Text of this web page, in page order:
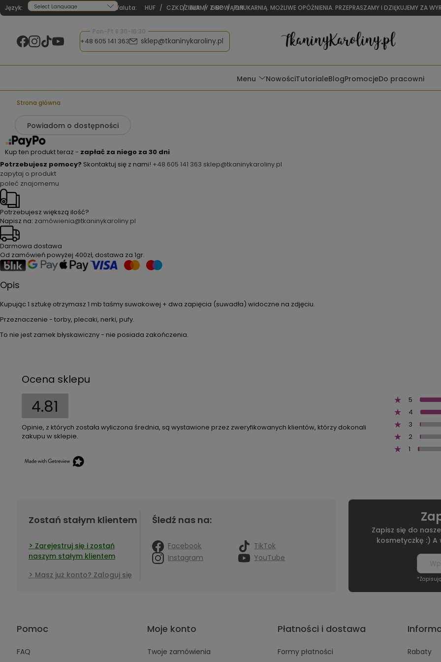
Język:
Powered by
Waluta: HUF / CZK / EUR / GBP / PLN
DZIAŁAMY Z NOWĄ DRUKARNIĄ. MOŻLIWE OPÓŹNIENIA. PRZEPRASZAMY I DZIĘKUJEMY ZA
Pon-Pt 8:30-16:30
+48 605 141 363 sklep@tkaninykaroliny.pl
Menu NowościTutorialeBlogPromocjeDo pracowni
Strona główna
Powiadom o dostępności
Kup ten produkt teraz - zapłać za niego za 30 dni
Potrzebujesz pomocy? Skontaktuj się z nami! +48 605 141 363 sklep@tkaninykaroliny.pl
zapytaj o produkt
poleć znajomemu
Potrzebujesz większą ilość?
Napisz na: zamówienia@tkaninykaroliny.pl
Darmowa dostawa
Od zamówień powyżej 400zł, dostawa za 1gr.
Opis
Kupując 1 sztukę otrzymasz 1 mb taśmy suwakowej + dwa zapięcia (suwadła) widoczne na zdjęciu.
Przeznaczenie - torby, plecaki, nerki, pufy.
To nie jest zamek błyskawiczny - nie posiada zakończenia.
Ocena sklepu
4.81
Opinie, z których została wyliczona średnia, są wystawione przez zweryfikowanych klientów, którzy dokonali
zakupu w sklepie.
5
4
3
2
1
Zostań stałym klientem
Zarejestruj się i zostań
naszym stałym klientem
Masz już konto? Zaloguj się
Śledź nas na:
Facebook
TikTok
Instagram
YouTube
Zapisz się do
kosmetyczkę :)
Pomoc
FAQ
Moje konto
Twoje zamówienia
Płatności i dostawa
Formy płatności Rabaty